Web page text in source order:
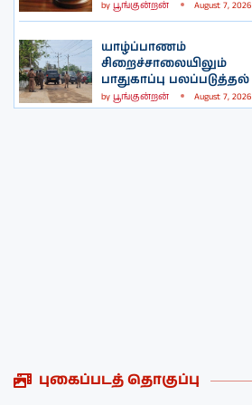
by பூங்குன்றன் August 7, 2026
யாழ்ப்பாணம்
சிறைச்சாலையிலும்
பாதுகாப்பு பலப்படுத்தல்
by பூங்குன்றன் August 7, 2026
புகைப்படத் தொகுப்பு